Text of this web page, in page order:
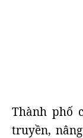
Thành phố
truyền,